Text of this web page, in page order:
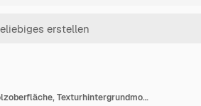
Schatten eines Palmenzweigs auf einer Holzoberfläche, Texturhintergrundmodell für die Präsentation des Produkts